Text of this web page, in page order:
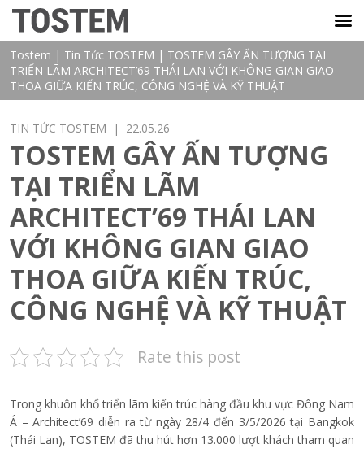
Tostem | Tin Tức TOSTEM | TOSTEM GÂY ẤN TƯỢNG TẠI
TRIỂN LÃM ARCHITECT’69 THÁI LAN VỚI KHÔNG GIAN GIAO
THOA GIỮA KIẾN TRÚC, CÔNG NGHỆ VÀ KỸ THUẬT
TIN TỨC TOSTEM | 22.05.26
TOSTEM GÂY ẤN TƯỢNG
TẠI TRIỂN LÃM
ARCHITECT’69 THÁI LAN
VỚI KHÔNG GIAN GIAO
THOA GIỮA KIẾN TRÚC,
CÔNG NGHỆ VÀ KỸ THUẬT
Rate this post
Trong khuôn khổ triển lãm kiến trúc hàng đầu khu vực Đông Nam
Á – Architect’69 diễn ra từ ngày 28/4 đến 3/5/2026 tại Bangkok
(Thái Lan), TOSTEM đã thu hút hơn 13.000 lượt khách tham quan
TOSTEM VIỆT NAM